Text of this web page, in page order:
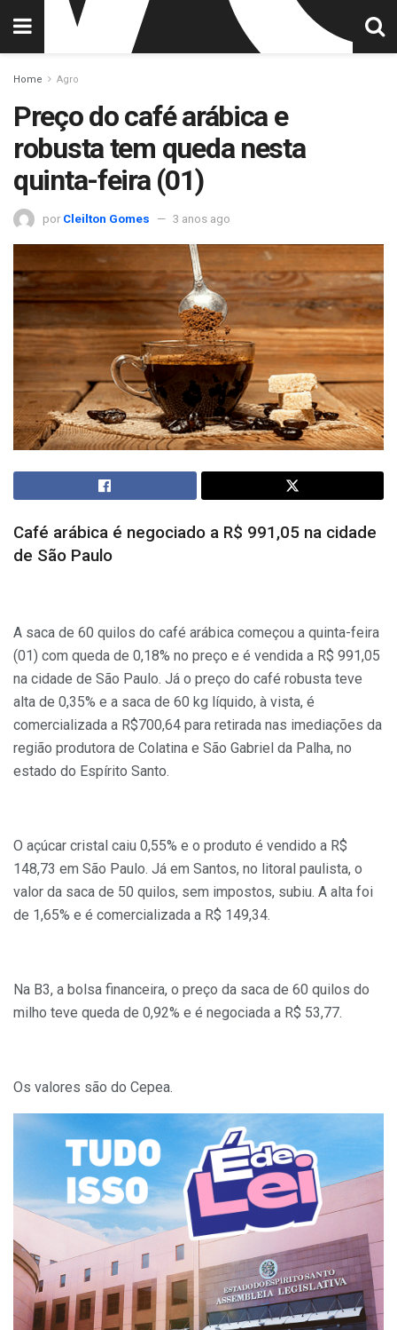
Home Agro
Preço do café arábica e
robusta tem queda nesta
quinta-feira (01)
por Cleilton Gomes 3 anos ago
Café arábica é negociado a R$ 991,05 na cidade
de São Paulo
A saca de 60 quilos do café arábica começou a quinta-feira
(01) com queda de 0,18% no preço e é vendida a R$ 991,05
na cidade de São Paulo. Já o preço do café robusta teve
alta de 0,35% e a saca de 60 kg líquido, à vista, é
comercializada a R$700,64 para retirada nas imediações da
região produtora de Colatina e São Gabriel da Palha, no
estado do Espírito Santo.
O açúcar cristal caiu 0,55% e o produto é vendido a R$
148,73 em São Paulo. Já em Santos, no litoral paulista, o
valor da saca de 50 quilos, sem impostos, subiu. A alta foi
de 1,65% e é comercializada a R$ 149,34.
Na B3, a bolsa financeira, o preço da saca de 60 quilos do
milho teve queda de 0,92% e é negociada a R$ 53,77.
Os valores são do Cepea.